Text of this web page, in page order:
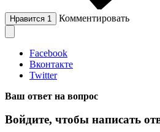
Нравится 1 Комментировать
Facebook
Вконтакте
Twitter
Ваш ответ на вопрос
Войдите, чтобы написать